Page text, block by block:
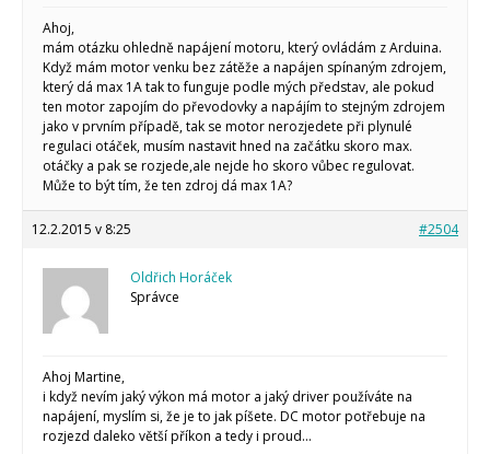
Makeblock
Micro:bit
Videa
Koupit
Ahoj,
mám otázku ohledně napájení motoru, který ovládám z Arduina.
Když mám motor venku bez zátěže a napájen spínaným zdrojem,
který dá max 1A tak to funguje podle mých představ, ale pokud
ten motor zapojím do převodovky a napájím to stejným zdrojem
jako v prvním případě, tak se motor nerozjedete při plynulé
regulaci otáček, musím nastavit hned na začátku skoro max.
otáčky a pak se rozjede,ale nejde ho skoro vůbec regulovat.
Může to být tím, že ten zdroj dá max 1A?
12.2.2015 v 8:25 #2504
Oldřich Horáček
Správce
Ahoj Martine,
i když nevím jaký výkon má motor a jaký driver používáte na
napájení, myslím si, že je to jak píšete. DC motor potřebuje na
rozjezd daleko větší příkon a tedy i proud…